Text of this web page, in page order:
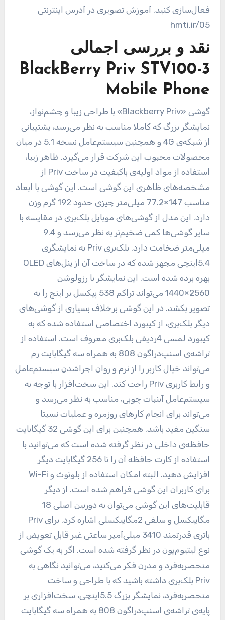
فعال‌سازی کنید. آموزش تصویری در آدرس اینترنتی
hmti.ir/05
نقد و بررسی اجمالی
BlackBerry Priv STV100-3
Mobile Phone
گوشی «Blackberry Priv» با طراحی زیبا و چشم‌نواز،
نمایشگر بزرگ که کاملا مناسب به نظر می‌رسد، پشتیبانی
از شبکه‌ی 4G و همچنین سیستم‌عامل نسخه 5.1 در میان
محصولات محبوب این شرکت قرار می‌گیرد. ظاهر زیبا،
استفاده از مواد اولیه‌ی باکیفیت در ساخت Priv از
مشخصه‌های ظاهری این گوشی است. این گوشی با ابعاد
مناسب 147×77.2 میلی‌متر چیزی حدود 192 گرم وزن
دارد. این مدل از گوشی‌های موبایل بلک‌بری در مقایسه با
سایر گوشی‌ها کمی ضخیم‌تر به نظر می‌رسد و 9.4
میلی‌متر ضخامت دارد. بلک‌بری Priv به نمایشگری
5.4اینچی مجهز شده‌ که در ساخت آن از پنل‌های OLED
بهره برده شده است. این نمایشگر با رزولوشن
2560×1440 می‌تواند تراکم 538 پیکسل بر اینچ را به
تصویر بکشد. در این گوشی برخلاف بسیاری از گوشی‌های
دیگر بلک‌بری، از کیبورد اختصاصی استفاده شده که به
کیبورد لمسی 4ردیفی بلک‌بری معروف است. استفاده از
تراشه‌‌ی اسنپ‌دراگون 808 به همراه سه گیگابایت رم
می‌تواند خیال کاربر را از نرم و روان اجراشدن سیستم‌عامل
و رابط کاربری Priv راحت کند. این سخت‌افزار با توجه به
سیستم‌عامل آبنبات چوبی، مناسب به نظر می‌رسد و
می‌تواند برای انجام کار‌های روزمره و عملیات نسبتا
سنگین مفید باشد. همچنین برای این گوشی 32 گیگابایت
حافظه‌ی داخلی در نظر گرفته ‌شده است که می‌توانید با
استفاده از کارت حافظه آن را تا 256 گیگابایت دیگر
افزایش دهید. البته امکان استفاده از بلوتوث و Wi-Fi
برای کاربران این گوشی فراهم ‌شده است. از دیگر
قابلیت‌های این گوشی می‌توان به دوربین اصلی 18
مگاپیکسل و سلفی 2مگاپیکسلی اشاره کرد. برای Priv
باتری قدرتمند 3410 میلی‌آمپر ساعتی غیر قابل تعویض از
نوع لیتیوم‌یون در نظر گرفته‌ شده است. اگر به یک گوشی
منحصربه‌فرد و مدرن فکر می‌کنید، می‌توانید نگاهی به
Priv بلک‌بری داشته باشید که با طراحی و ساخت
منحصربه‌فرد، نمایشگر بزرگ 5.5اینچی، سخت‌افزاری بر
پایه‌ی تراشه‌ی اسنپ‌دراگون 808 به همراه سه گیگابایت